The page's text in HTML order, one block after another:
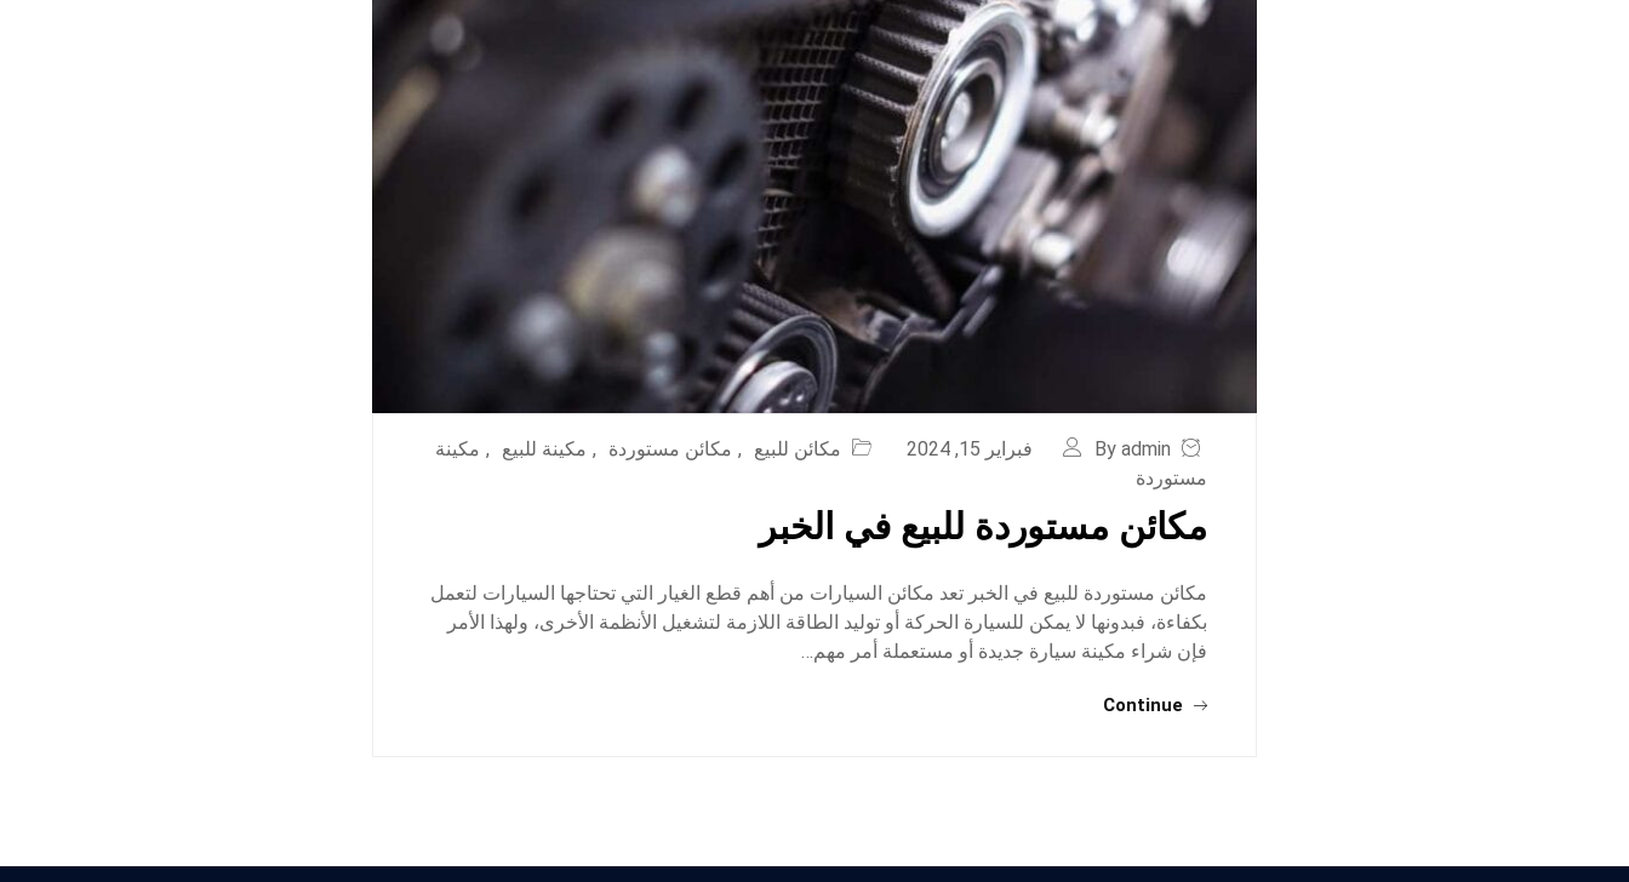
By admin فبراير 15, 2024 مكائن للبيع , مكائن مستوردة , مكينة للبيع , مكينة
مستوردة
مكائن مستوردة للبيع في الخبر
مكائن مستوردة للبيع في الخبر تعد مكائن السيارات من أهم قطع الغيار التي تحتاجها السيارات لتعمل
بكفاءة، فبدونها لا يمكن للسيارة الحركة أو توليد الطاقة اللازمة لتشغيل الأنظمة الأخرى، ولهذا الأمر
فإن شراء مكينة سيارة جديدة أو مستعملة أمر مهم…
Continue